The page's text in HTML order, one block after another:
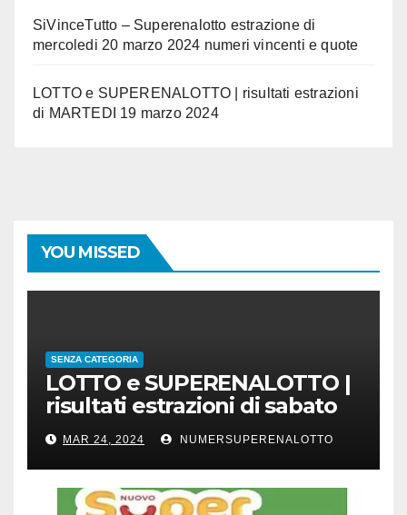
SiVinceTutto – Superenalotto estrazione di
mercoledi 20 marzo 2024 numeri vincenti e quote
LOTTO e SUPERENALOTTO | risultati estrazioni
di MARTEDI 19 marzo 2024
YOU MISSED
SENZA CATEGORIA
LOTTO e SUPERENALOTTO |
risultati estrazioni di sabato
23 marzo 2024
MAR 24, 2024 NUMERSUPERENALOTTO